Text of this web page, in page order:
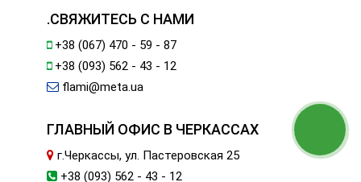
.СВЯЖИТЕСЬ С НАМИ
+38 (067) 470 - 59 - 87
+38 (093) 562 - 43 - 12
flami@meta.ua
ГЛАВНЫЙ ОФИС В ЧЕРКАССАХ
г.Черкассы, ул. Пастеровская 25
+38 (093) 562 - 43 - 12